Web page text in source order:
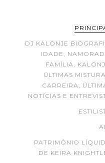
DJ KALONJE
IDADE,
FAMÍLIA,
ÚLTIMAS
CARREIRA,
NOTÍCIAS E
PATRIMÔNIO
DE KEIRA